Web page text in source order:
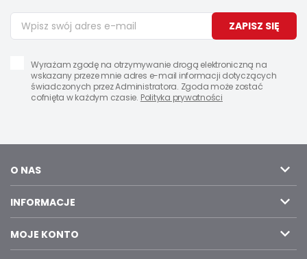
ZAPISZ SIĘ
Wyrażam zgodę na otrzymywanie drogą elektroniczną na
wskazany przeze mnie adres e-mail informacji dotyczących
świadczonych przez Administratora. Zgoda może zostać
cofnięta w każdym czasie. Polityka prywatności
O NAS
INFORMACJE
MOJE KONTO